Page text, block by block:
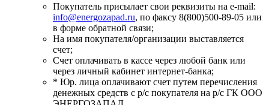
Покупатель присылает свои реквизиты на e-mail:
info@energozapad.ru, по факсу 8(800)500-89-05 или
в форме обратной связи;
На имя покупателя/организации выставляется
счет;
Счет оплачивать в кассе через любой банк или
через личный кабинет интернет-банка;
* Юр. лица оплачивают счет путем перечисления
денежных средств с р/с покупателя на р/с ГК ООО